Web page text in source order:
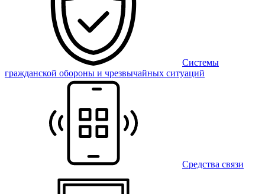
Системы
гражданской обороны и чрезвычайных ситуаций
Средства связи